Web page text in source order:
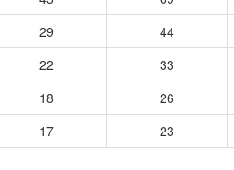
29 44
22 33
18 26
17 23